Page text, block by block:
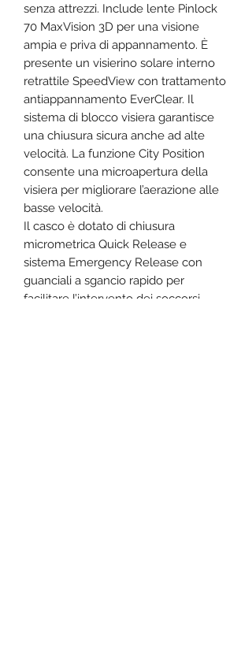
senza attrezzi. Include lente Pinlock
70 MaxVision 3D per una visione
ampia e priva di appannamento. È
presente un visierino solare interno
retrattile SpeedView con trattamento
antiappannamento EverClear. Il
sistema di blocco visiera garantisce
una chiusura sicura anche ad alte
velocità. La funzione City Position
consente una microapertura della
visiera per migliorare l’aerazione alle
basse velocità.
Il casco è dotato di chiusura
micrometrica Quick Release e
sistema Emergency Release con
guanciali a sgancio rapido per
facilitare l’intervento dei soccorsi.